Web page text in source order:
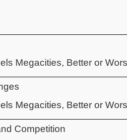
Megacities, Better or
Megacities, Better or
Competition